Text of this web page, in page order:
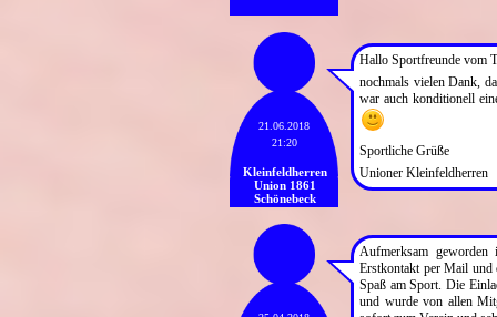
21.06.2018
21:20
Kleinfeldherren
Union 1861
Schönebeck
Hallo Sportfreunde vom
nochmals vielen Dank,
war auch konditionell
Sportliche Grüße
Unioner Kleinfeldherren
Aufmerksam
Erstkontakt per Mail und
Spaß am Sport. Die
und wurde von allen